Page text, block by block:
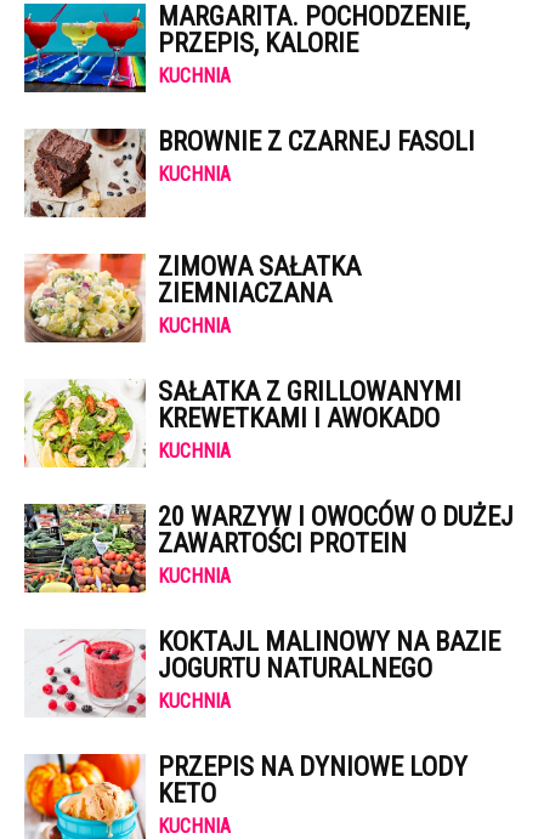
MARGARITA. POCHODZENIE,
PRZEPIS, KALORIE
KUCHNIA
BROWNIE Z CZARNEJ FASOLI
KUCHNIA
ZIMOWA SAŁATKA
ZIEMNIACZANA
KUCHNIA
SAŁATKA Z GRILLOWANYMI
KREWETKAMI I AWOKADO
KUCHNIA
20 WARZYW I OWOCÓW O DUŻEJ
ZAWARTOŚCI PROTEIN
KUCHNIA
KOKTAJL MALINOWY NA BAZIE
JOGURTU NATURALNEGO
KUCHNIA
PRZEPIS NA DYNIOWE LODY
KETO
KUCHNIA